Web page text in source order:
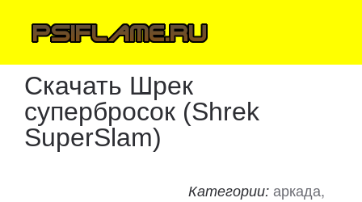
Скачать Шрек
супербросок (Shrek
SuperSlam)
Категории: аркада,